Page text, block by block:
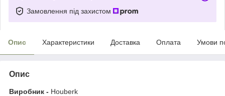
Замовлення під захистом
Опис Характеристики Доставка Оплата Умови
Опис
Виробник - Houberk